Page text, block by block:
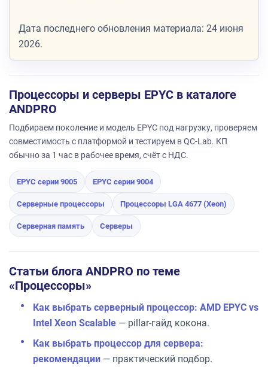
Дата последнего обновления материала: 24 июня
2026.
Процессоры и серверы EPYC в каталоге
ANDPRO
Подбираем поколение и модель EPYC под нагрузку, проверяем
совместимость с платформой и тестируем в QC-Lab. КП
обычно за 1 час в рабочее время, счёт с НДС.
EPYC серии 9005 EPYC серии 9004
Серверные процессоры Процессоры LGA 4677 (Xeon)
Серверная память Серверы
Статьи блога ANDPRO по теме
«Процессоры»
Как выбрать серверный процессор: AMD EPYC vs
Intel Xeon Scalable — pillar-гайд кокона.
Как выбрать процессор для сервера:
рекомендации — практический подбор.